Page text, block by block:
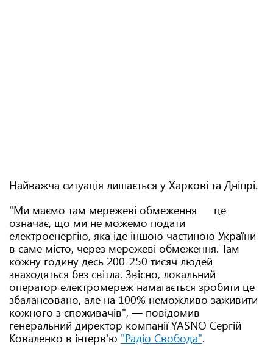
Найважча ситуація лишається у Харкові та Дніпрі.
"Ми маємо там мережеві обмеження — це
означає, що ми не можемо подати
електроенергію, яка іде іншою частиною України
в саме місто, через мережеві обмеження. Там
кожну годину десь 200-250 тисяч людей
знаходяться без світла. Звісно, локальний
оператор електромереж намагається зробити це
збалансовано, але на 100% неможливо заживити
кожного з споживачів", — повідомив
генеральний директор компанії YASNO Сергій
Коваленко в інтерв'ю "Радіо Свобода".